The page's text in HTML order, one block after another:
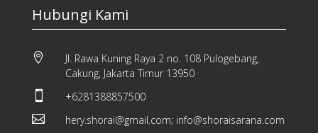
Hubungi Kami

Jl. Rawa Kuning Raya 2 no. 108 Pulogebang,
Cakung, Jakarta Timur 13950
 +6281388857500
 hery.shorai@gmail.com; info@shoraisarana.com